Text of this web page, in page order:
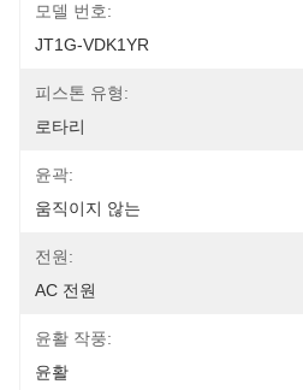
모델 번호:
JT1G-VDK1YR
피스톤 유형:
로타리
윤곽:
움직이지 않는
전원:
AC 전원
윤활 작풍:
윤활